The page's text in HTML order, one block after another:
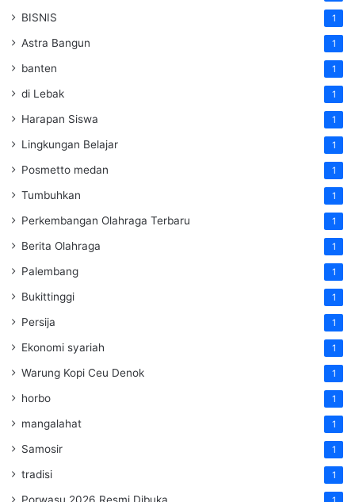
BISNIS 1
Astra Bangun 1
banten 1
di Lebak 1
Harapan Siswa 1
Lingkungan Belajar 1
Posmetto medan 1
Tumbuhkan 1
Perkembangan Olahraga Terbaru 1
Berita Olahraga 1
Palembang 1
Bukittinggi 1
Persija 1
Ekonomi syariah 1
Warung Kopi Ceu Denok 1
horbo 1
mangalahat 1
Samosir 1
tradisi 1